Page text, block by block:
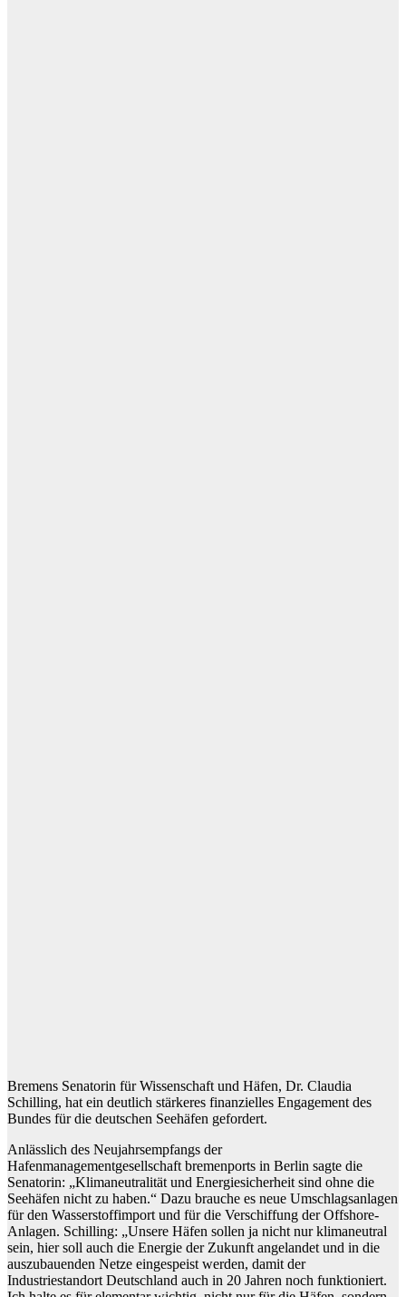
Bremens Senatorin für Wissenschaft und Häfen, Dr. Claudia
Schilling, hat ein deutlich stärkeres finanzielles Engagement des
Bundes für die deutschen Seehäfen gefordert.
Anlässlich des Neujahrsempfangs der
Hafenmanagementgesellschaft bremenports in Berlin sagte die
Senatorin: „Klimaneutralität und Energiesicherheit sind ohne die
Seehäfen nicht zu haben.“ Dazu brauche es neue Umschlagsanlagen
für den Wasserstoffimport und für die Verschiffung der Offshore-
Anlagen. Schilling: „Unsere Häfen sollen ja nicht nur klimaneutral
sein, hier soll auch die Energie der Zukunft angelandet und in die
auszubauenden Netze eingespeist werden, damit der
Industriestandort Deutschland auch in 20 Jahren noch funktioniert.